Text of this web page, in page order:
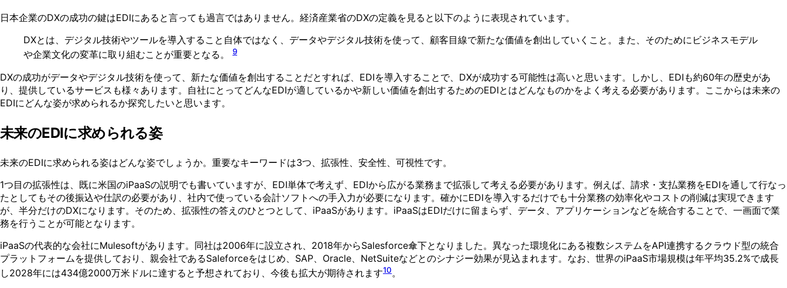
日本企業のDXの成功の鍵はEDIにあると言っても過言ではありません。経済産業省のDXの定義を見ると以下のように表現されています。
DXとは、デジタル技術やツールを導入すること自体ではなく、データやデジタル技術を使って、顧客目線で新たな価値を創出していくこと。また、そのためにビジネスモデル
や企業文化の変革に取り組むことが重要となる。
9
DXの成功がデータやデジタル技術を使って、新たな価値を創出することだとすれば、EDIを導入することで、DXが成功する可能性は高いと思います。しかし、EDIも約60年の歴史があ
り、提供しているサービスも様々あります。自社にとってどんなEDIが適しているかや新しい価値を創出するためのEDIとはどんなものかをよく考える必要があります。ここからは未来の
EDIにどんな姿が求められるか探究したいと思います。
未来のEDIに求められる姿
未来のEDIに求められる姿はどんな姿でしょうか。重要なキーワードは3つ、拡張性、安全性、可視性です。
1つ目の拡張性は、既に米国のiPaaSの説明でも書いていますが、EDI単体で考えず、EDIから広がる業務まで拡張して考える必要があります。例えば、請求・支払業務をEDIを通して行なっ
たとしてもその後振込や仕訳の必要があり、社内で使っている会計ソフトへの手入力が必要になります。確かにEDIを導入するだけでも十分業務の効率化やコストの削減は実現できます
が、半分だけのDXになります。そのため、拡張性の答えのひとつとして、iPaaSがあります。iPaaSはEDIだけに留まらず、データ、アプリケーションなどを統合することで、一画面で業
務を行うことが可能となります。
iPaaSの代表的な会社にMulesoftがあります。同社は2006年に設立され、2018年からSalesforce傘下となりました。異なった環境化にある複数システムをAPI連携するクラウド型の統合
プラットフォームを提供しており、親会社であるSaleforceをはじめ、SAP、Oracle、NetSuiteなどとのシナジー効果が見込まれます。なお、世界のiPaaS市場規模は年平均35.2%で成長
し2028年には434億2000万米ドルに達すると予想されており、今後も拡大が期待されます10。